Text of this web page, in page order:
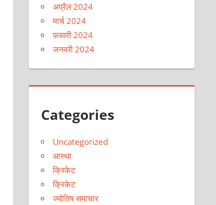
अप्रैल 2024
मार्च 2024
फ़रवरी 2024
जनवरी 2024
Categories
Uncategorized
आस्था
क्रिकेट
क्रिकेट
ज्योतिष समाचार